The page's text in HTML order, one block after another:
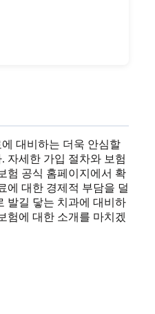
대비하는 더욱 안심할
자세한 가입 절차와 보험
험 공식 홈페이지에서 확
에 대한 경제적 부담을 덜
발길 닿는 치과에 대비하
험에 대한 소개를 마치겠